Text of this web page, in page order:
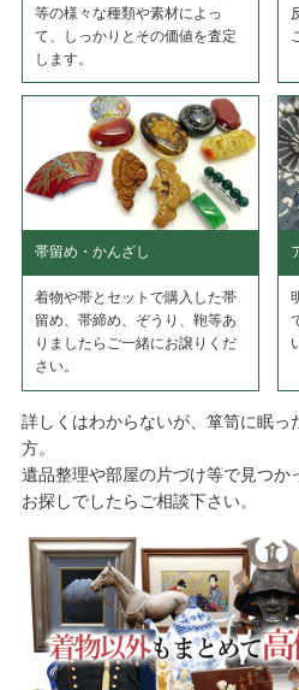
等の様々な種類や素材によっ
て、しっかりとその価値を査定
します。
帯留め・かんざし
着物や帯とセットで購入した帯
留め、帯締め、ぞうり、鞄等あ
りましたらご一緒にお譲りくだ
さい。
詳しくはわからないが、箪笥に眠っ
方。
遺品整理や部屋の片づけ等で見つか
お探しでしたらご相談下さい。